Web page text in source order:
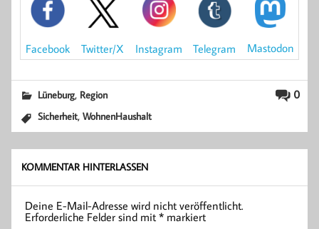
Facebook Twitter/X Instagram Telegram Mastodon
0
Lüneburg, Region
Sicherheit,WohnenHaushalt
KOMMENTAR HINTERLASSEN
Deine E-Mail-Adresse wird nicht veröffentlicht.
Erforderliche Felder sind mit* markiert